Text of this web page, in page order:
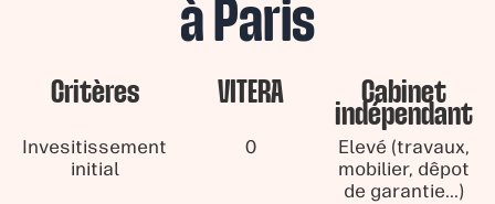
à Paris
Cabinet
indépendant
Critères VITERA
Invesitissement
initial
0
Elevé (travaux,
mobilier, dêpot
de garantie...)